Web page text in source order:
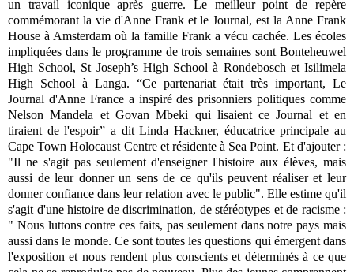
un travail iconique après guerre. Le meilleur point de repère
commémorant la vie d'Anne Frank et le Journal, est la Anne Frank
House à Amsterdam où la famille Frank a vécu cachée. Les écoles
impliquées dans le programme de trois semaines sont Bonteheuwel
High School, St Joseph’s High School à Rondebosch et Isilimela
High School à Langa. “Ce partenariat était très important, Le
Journal d'Anne France a inspiré des prisonniers politiques comme
Nelson Mandela et Govan Mbeki qui lisaient ce Journal et en
tiraient de l'espoir” a ditLinda Hackner, éducatrice principale au
Cape Town Holocaust Centre et résidente à Sea Point. Et d'ajouter :
"Il ne s'agit pas seulement d'enseigner l'histoire aux élèves, mais
aussi de leur donner un sens de ce qu'ils peuvent réaliser et leur
donner confiance dans leur relation avec le public". Elle estime qu'il
s'agit d'une histoire de discrimination, de stéréotypes et de racisme :
" Nous luttons contre ces faits, pas seulement dans notre pays mais
aussi dans le monde. Ce sont toutes les questions qui émergent dans
l'exposition et nous rendent plus conscients et déterminés à ce que